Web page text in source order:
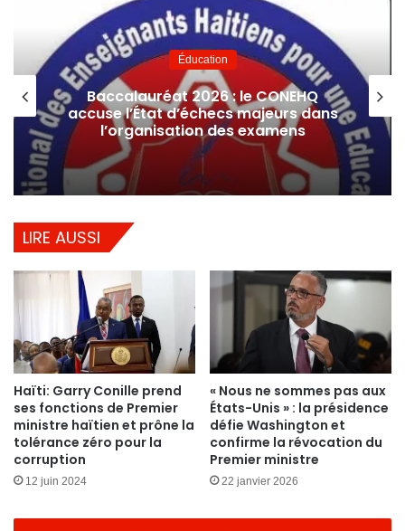
Éducation
Baccalauréat 2026 : le CONEHQ
accuse l’État d’échecs majeurs dans
l’organisation des examens
LIRE AUSSI
Haïti: Garry Conille prend
ses fonctions de Premier
ministre haïtien et prône la
tolérance zéro pour la
corruption
12 juin 2024
« Nous ne sommes pas aux
États-Unis » : la présidence
défie Washington et
confirme la révocation du
Premier ministre
22 janvier 2026